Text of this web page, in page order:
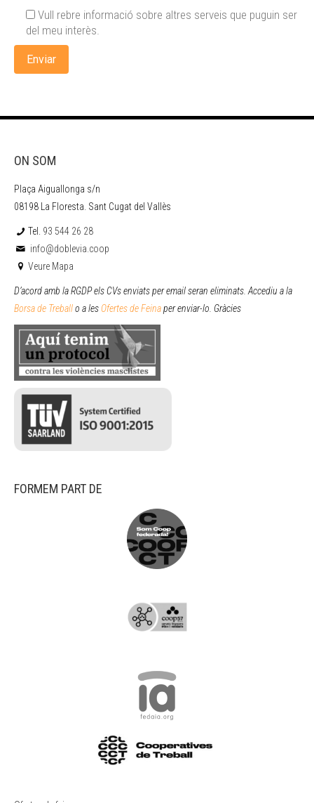
Vull rebre informació sobre altres serveis que puguin ser
del meu interès.
ON SOM
Plaça Aiguallonga s/n
08198 La Floresta. Sant Cugat del Vallès
Tel. 93 544 26 28
info@doblevia.coop
Veure Mapa
D’acord amb la RGDP els CVs enviats per email seran eliminats. Accediu a la
Borsa de Treballo a lesOfertes de Feinaper enviar-lo. Gràcies
FORMEM PART DE